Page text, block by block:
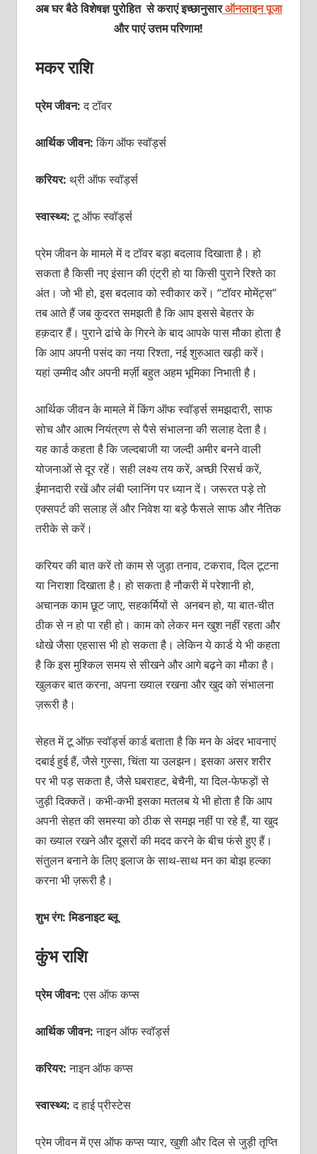
अब घर बैठे विशेषज्ञ पुरोहित से कराएं इच्छानुसारऑनलाइन पूजा
और पाएं उत्तम परिणाम!
मकर राशि
प्रेम जीवन:द टॉवर
आर्थिक जीवन:किंग ऑफ स्वॉर्ड्स
करियर: थ्री ऑफ स्वॉर्ड्स
स्वास्थ्य:टू ऑफ स्वॉर्ड्स
प्रेम जीवन के मामले में द टॉवर बड़ा बदलाव दिखाता है। हो
सकता है किसी नए इंसान की एंट्री हो या किसी पुराने रिश्ते का
अंत। जो भी हो, इस बदलाव को स्वीकार करें। “टॉवर मोमेंट्स”
तब आते हैं जब कुदरत समझती है कि आप इससे बेहतर के
हक़दार हैं। पुराने ढांचे के गिरने के बाद आपके पास मौका होता है
कि आप अपनी पसंद का नया रिश्ता, नई शुरुआत खड़ी करें।
यहां उम्मीद और अपनी मर्ज़ी बहुत अहम भूमिका निभाती है।
आर्थिक जीवन के मामले में किंग ऑफ स्वॉर्ड्स समझदारी, साफ
सोच और आत्म नियंत्रण से पैसे संभालना की सलाह देता है।
यह कार्ड कहता है कि जल्दबाजी या जल्दी अमीर बनने वाली
योजनाओं से दूर रहें। सही लक्ष्य तय करें, अच्छी रिसर्च करें,
ईमानदारी रखें और लंबी प्लानिंग पर ध्यान दें। जरूरत पड़े तो
एक्सपर्ट की सलाह लें और निवेश या बड़े फैसले साफ और नैतिक
तरीके से करें।
करियर की बात करें तो काम से जुड़ा तनाव, टकराव, दिल टूटना
या निराशा दिखाता है। हो सकता है नौकरी में परेशानी हो,
अचानक काम छूट जाए, सहकर्मियों से अनबन हो, या बात-चीत
ठीक से न हो पा रही हो। काम को लेकर मन खुश नहीं रहता और
धोखे जैसा एहसास भी हो सकता है। लेकिन ये कार्ड ये भी कहता
है कि इस मुश्किल समय से सीखने और आगे बढ़ने का मौका है।
खुलकर बात करना, अपना ख्याल रखना और खुद को संभालना
ज़रूरी है।
सेहत में टू ऑफ़ स्वॉर्ड्स कार्ड बताता है कि मन के अंदर भावनाएं
दबाई हुई हैं, जैसे गुस्सा, चिंता या उलझन। इसका असर शरीर
पर भी पड़ सकता है, जैसे घबराहट, बेचैनी, या दिल-फेफड़ों से
जुड़ी दिक्कतें। कभी-कभी इसका मतलब ये भी होता है कि आप
अपनी सेहत की समस्या को ठीक से समझ नहीं पा रहे हैं, या खुद
का ख्याल रखने और दूसरों की मदद करने के बीच फंसे हुए हैं।
संतुलन बनाने के लिए इलाज के साथ-साथ मन का बोझ हल्का
करना भी ज़रूरी है।
शुभ रंग: मिडनाइट ब्लू
कुंभ राशि
प्रेम जीवन:एस ऑफ कप्स
आर्थिक जीवन:नाइन ऑफ स्वॉर्ड्स
करियर:नाइन ऑफ कप्स
स्वास्थ्य:द हाई प्रीस्टेस
प्रेम जीवन में एस ऑफ कप्स प्यार, खुशी और दिल से जुड़ी तृप्ति